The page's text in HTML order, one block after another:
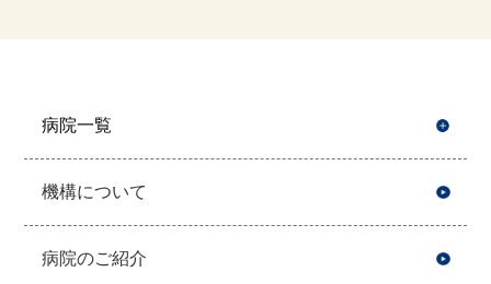
病院一覧
機構について
病院のご紹介